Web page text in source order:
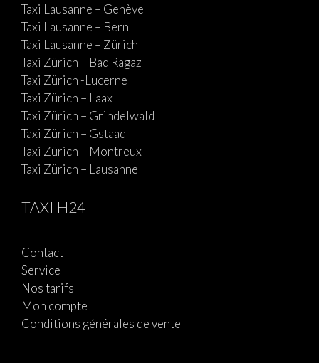
Taxi Lausanne – Genève
Taxi Lausanne – Bern
Taxi Lausanne – Zürich
Taxi Zürich – Bad Ragaz
Taxi Zürich -Lucerne
Taxi Zürich – Laax
Taxi Zürich – Grindelwald
Taxi Zürich – Gstaad
Taxi Zürich – Montreux
Taxi Zürich – Lausanne
TAXI H24
Contact
Service
Nos tarifs
Mon compte
Conditions générales de vente